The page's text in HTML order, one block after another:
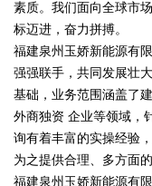
素质。我们面向全球市
标迈进，奋力拼搏。
福建泉州玉娇新能源有
强强联手，共同发展壮
基础，业务范围涵盖了
外商独资 企业等领域，
询有着丰富的实操经验
为之提供合理、多方面的
福建泉州玉娇新能源有